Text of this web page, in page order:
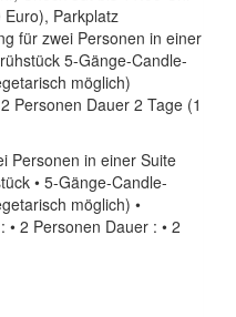
Parkplatz
für zwei Personen in einer
5-Gänge-Candle-
möglich)
Personen Dauer 2 Tage (1
Personen in einer Suite
• 5-Gänge-Candle-
möglich) •
2 Personen Dauer : • 2